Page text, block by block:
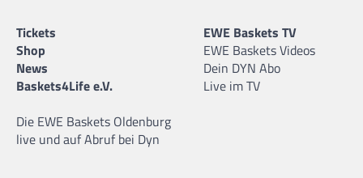
Tickets
Shop
News
Baskets4Life e.V.
Die EWE Baskets Oldenburg
live und auf Abruf bei Dyn
EWE Baskets TV
EWE Baskets Videos
Dein DYN Abo
Live im TV